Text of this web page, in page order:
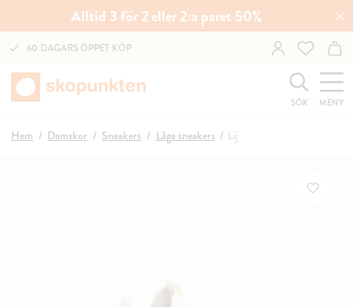
Alltid 3 för 2 eller 2:a paret 50%
60 DAGARS ÖPPET KÖP
SÖK MENY
Hem Damskor Sneakers Låga sneakers Lij